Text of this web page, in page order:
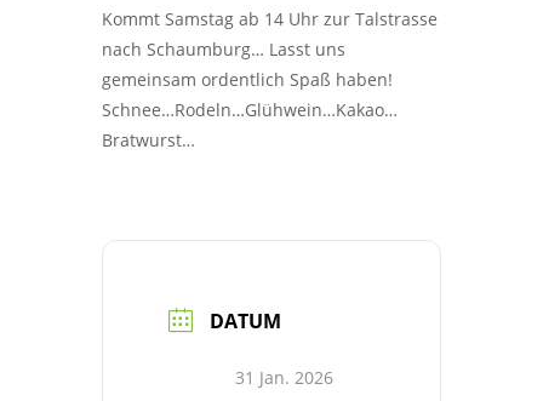
Kommt Samstag ab 14 Uhr zur Talstrasse
nach Schaumburg… Lasst uns
gemeinsam ordentlich Spaß haben!
Schnee…Rodeln…Glühwein…Kakao…
Bratwurst…
DATUM
31 Jan. 2026